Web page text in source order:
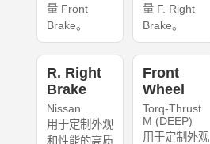
量 Front
Brake。
量 F. Right
Brake。
R. Right
Brake
Nissan
用于定制外观
和性能的高质
Front
Wheel
Torq-Thrust
M (DEEP)
用于定制外观